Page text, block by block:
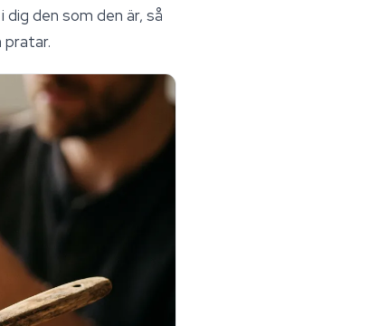
den som den är, så